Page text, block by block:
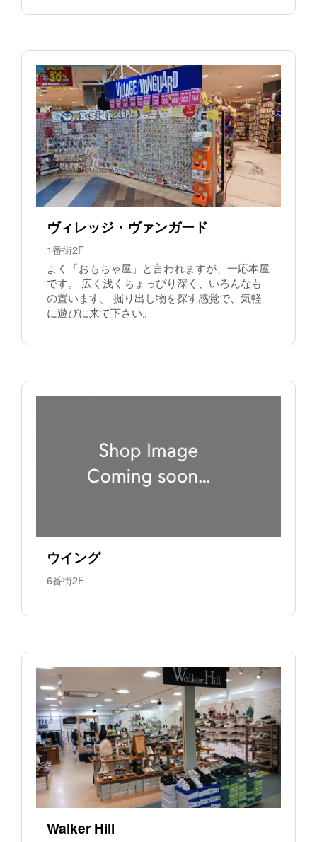
ヴィレッジ・ヴァンガード
1番街2F
よく「おもちゃ屋」と言われますが、一応本屋
です。 広く浅くちょっぴり深く、いろんなも
の置います。 掘り出し物を探す感覚で、気軽
に遊びに来て下さい。
ウイング
6番街2F
Walker Hill